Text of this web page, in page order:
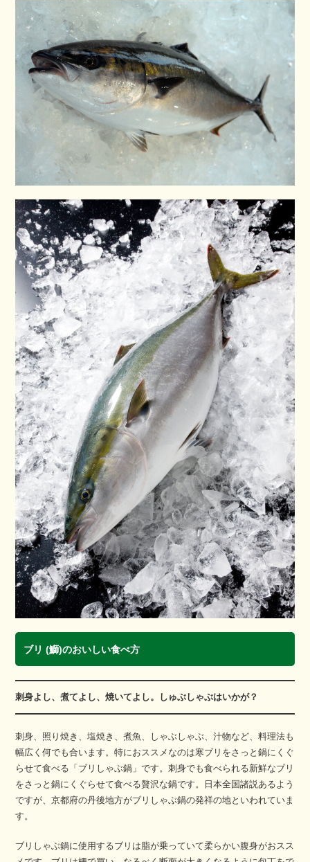
ブリ (鰤)のおいしい食べ方
刺身よし、煮てよし、焼いてよし。しゅぶしゃぶはいかが？
刺身、照り焼き、塩焼き、煮魚、しゃぶしゃぶ、汁物など、料理法も
幅広く何でも合います。特におススメなのは寒ブリをさっと鍋にくぐ
らせて食べる「ブリしゃぶ鍋」です。刺身でも食べられる新鮮なブリ
をさっと鍋にくぐらせて食べる贅沢な鍋です。日本全国諸説あるよう
ですが、京都府の丹後地方がブリしゃぶ鍋の発祥の地といわれていま
す。
ブリしゃぶ鍋に使用するブリは脂が乗っていて柔らかい腹身がおスス